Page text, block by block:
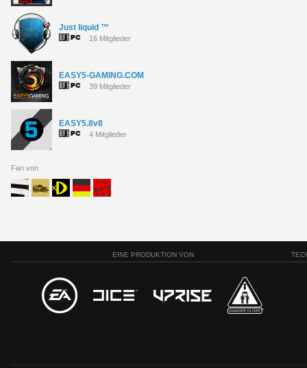
Just liquid ™
16 Mitglieder
EASY5-GAMING.COM
39 Mitglieder
EASY5.8v8
4 Mitglieder
Fan von
EINE PRODUKTION VON